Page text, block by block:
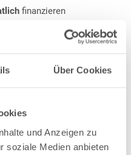
Über Cookies
und Anzeigen zu
soziale Medien anbieten
finanzieren
durchFull-Inverter-Technologie
2,35 kW 230 V
Anzeige und Sensortasten
und Tablets